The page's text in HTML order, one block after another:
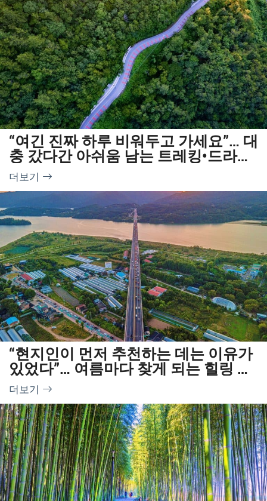
“여긴 진짜 하루 비워두고 가세요”… 대
충 갔다간 아쉬움 남는 트레킹•드라이
브 여행지
더보기
“현지인이 먼저 추천하는 데는 이유가
있었다”… 여름마다 찾게 되는 힐링 드
라이브 코스
더보기